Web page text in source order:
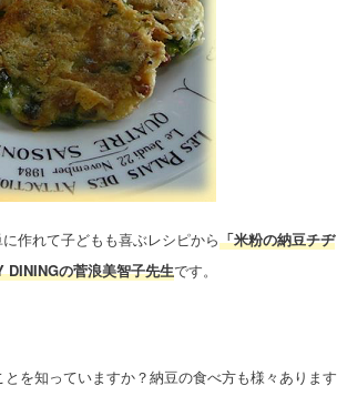
作れて子どもも喜ぶレシピから「米粉の納豆チヂ
DININGの菅浪美智子先生です。
を知っていますか？納豆の食べ方も様々あります